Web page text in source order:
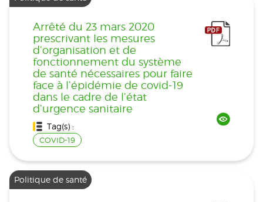
Arrêté du 23 mars 2020
prescrivant les mesures
d’organisation et de
fonctionnement du système
de santé nécessaires pour faire
face à l’épidémie de covid-19
dans le cadre de l’état
d’urgence sanitaire
Tag(s) :
COVID-19
Politique de santé